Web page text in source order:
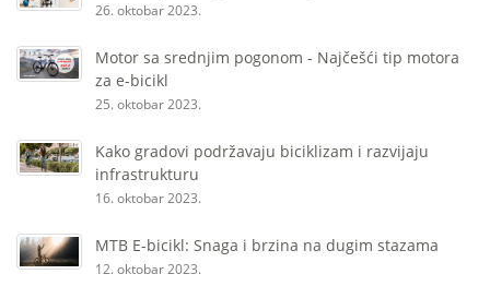
26. oktobar 2023.
Motor sa srednjim pogonom - Najčešći tip motora
za e-bicikl
25. oktobar 2023.
Kako gradovi podržavaju biciklizam i razvijaju
infrastrukturu
16. oktobar 2023.
MTB E-bicikl: Snaga i brzina na dugim stazama
12. oktobar 2023.